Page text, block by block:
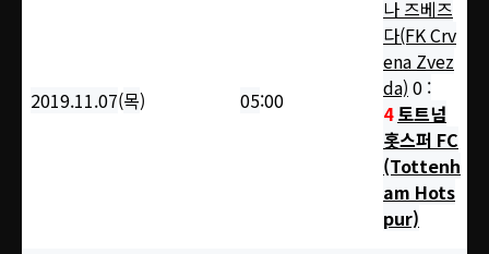
2019.11.07(목) 05:00
나 즈베즈
다(FK Crv
ena Zvez
da) 0 :
4토트넘
홋스퍼 FC
(Tottenh
am Hots
pur)